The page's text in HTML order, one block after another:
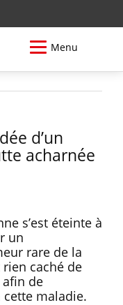
Menu
d’un
acharnée
s’est éteinte à
un
rare de la
rien caché de
de
maladie.